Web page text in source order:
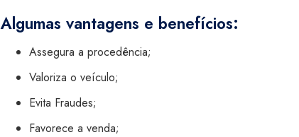
Algumas vantagens e benefícios:
Assegura a procedência;
Valoriza o veículo;
Evita Fraudes;
Favorece a venda;